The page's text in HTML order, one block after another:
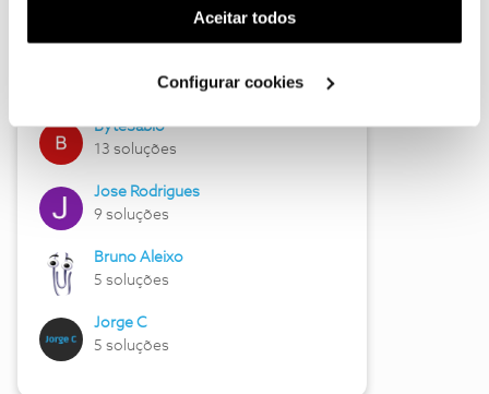
(cookies de publicidade personalizada). Pode gerir a
utilização dos cookies clicando em "Configurar
Aceitar todos
Configurar cookies
Hall of Fame de julho
17 soluções
ByteSábio
13 soluções
Jose Rodrigues
9 soluções
Bruno Aleixo
5 soluções
Jorge C
5 soluções